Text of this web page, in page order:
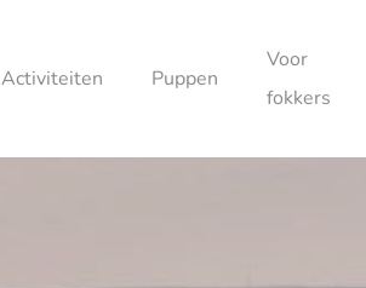
Activiteiten Puppen
Voor
fokkers